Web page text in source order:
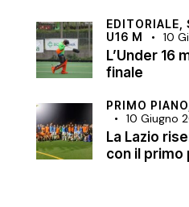
EDITORIALE,
U16 M
10
L’Under 16
finale
PRIMO
10 Giugno
La Lazio
con il primo